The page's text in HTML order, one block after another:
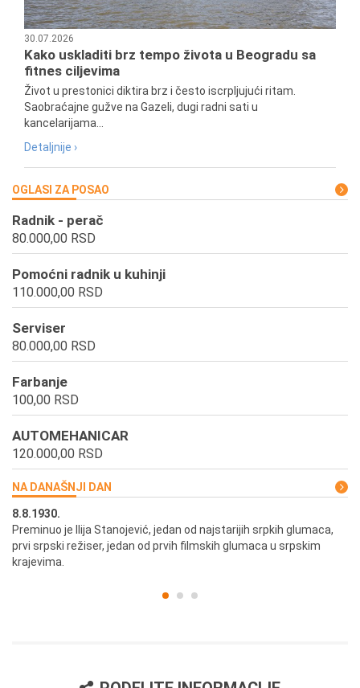
30.07.2026
Kako uskladiti brz tempo života u Beogradu sa
fitnes ciljevima
Život u prestonici diktira brz i često iscrpljujući ritam.
Saobraćajne gužve na Gazeli, dugi radni sati u
kancelarijama...
Detaljnije ›
OGLASI ZA POSAO
Radnik - perač
80.000,00 RSD
Pomoćni radnik u kuhinji
110.000,00 RSD
Serviser
80.000,00 RSD
Farbanje
100,00 RSD
AUTOMEHANICAR
120.000,00 RSD
NA DANAŠNJI DAN
8.8.1930.
Preminuo je Ilija Stanojević, jedan od najstarijih srpkih glumaca,
prvi srpski režiser, jedan od prvih filmskih glumaca u srpskim
krajevima.